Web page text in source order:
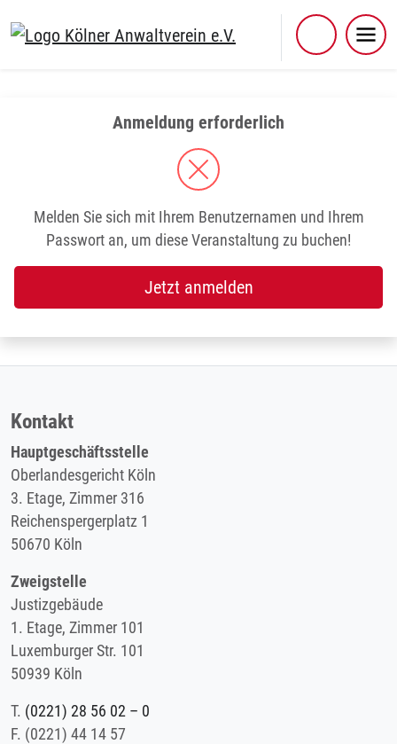
Anmeldung erforderlich
Melden Sie sich mit Ihrem Benutzernamen und Ihrem
Passwort an, um diese Veranstaltung zu buchen!
Jetzt anmelden
Kontakt
Hauptgeschäftsstelle
Oberlandesgericht Köln
3. Etage, Zimmer 316
Reichenspergerplatz 1
50670 Köln
Zweigstelle
Justizgebäude
1. Etage, Zimmer 101
Luxemburger Str. 101
50939 Köln
T. (0221) 28 56 02 – 0
F. (0221) 44 14 57